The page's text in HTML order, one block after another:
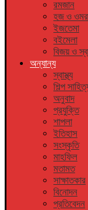
রমজান
হজ ও
ইজতেমা
বইমেলা
বিজয় ও
অন্যান্য
স্বাস্থ্য
শিল্প
অনুবাদ
প্রযুক্তি
শাপলা
ইতিহাস
সংস্কৃতি
মাহফিল
মতামত
সাক্ষাতকার
বিনোদন
প্রতিবেদন